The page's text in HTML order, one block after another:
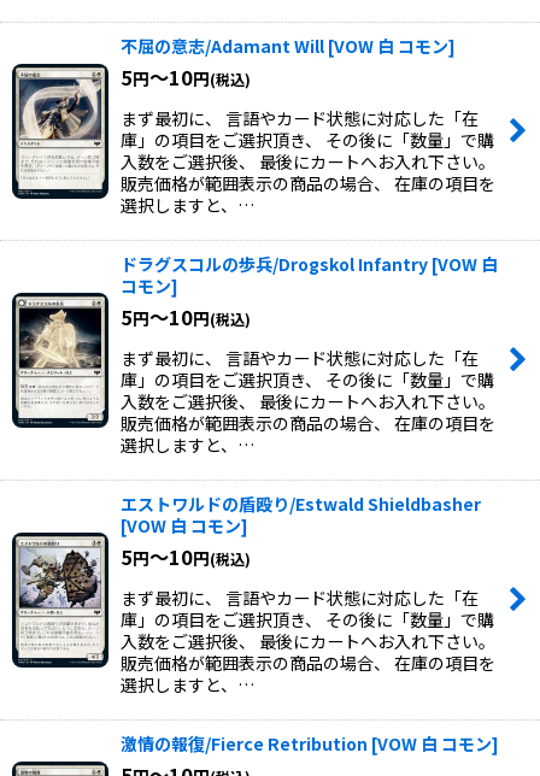
不屈の意志/Adamant Will [VOW 白 コモン]
5円～10円(税込)
まず最初に、 言語やカード状態に対応した「在
庫」の項目をご選択頂き、 その後に「数量」で購
入数をご選択後、 最後にカートへお入れ下さい。
販売価格が範囲表示の商品の場合、 在庫の項目を
選択しますと、…
ドラグスコルの歩兵/Drogskol Infantry [VOW 白
コモン]
5円～10円(税込)
まず最初に、 言語やカード状態に対応した「在
庫」の項目をご選択頂き、 その後に「数量」で購
入数をご選択後、 最後にカートへお入れ下さい。
販売価格が範囲表示の商品の場合、 在庫の項目を
選択しますと、…
エストワルドの盾殴り/Estwald Shieldbasher
[VOW 白 コモン]
5円～10円(税込)
まず最初に、 言語やカード状態に対応した「在
庫」の項目をご選択頂き、 その後に「数量」で購
入数をご選択後、 最後にカートへお入れ下さい。
販売価格が範囲表示の商品の場合、 在庫の項目を
選択しますと、…
激情の報復/Fierce Retribution [VOW 白 コモン]